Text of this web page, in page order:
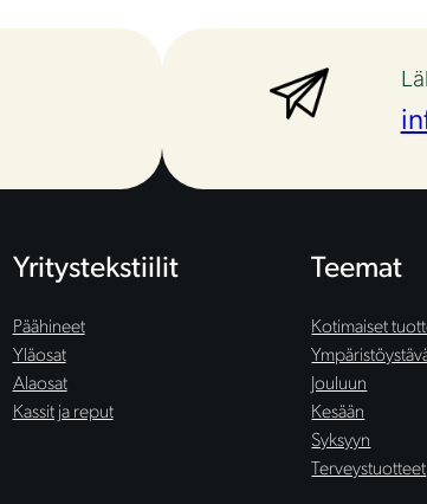
Yritystekstiilit
Päähineet
Yläosat
Alaosat
Kassit ja reput
Teemat
Kotimaiset
Jouluun
Kesään
Syksyyn
Terveystuotteet